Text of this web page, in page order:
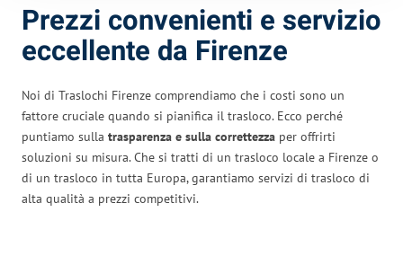
Prezzi convenienti e servizio
eccellente da Firenze
Noi di Traslochi Firenze comprendiamo che i costi sono un
fattore cruciale quando si pianifica il trasloco. Ecco perché
puntiamo sulla trasparenza e sulla correttezza per offrirti
soluzioni su misura. Che si tratti di un trasloco locale a Firenze o
di un trasloco in tutta Europa, garantiamo servizi di trasloco di
alta qualità a prezzi competitivi.